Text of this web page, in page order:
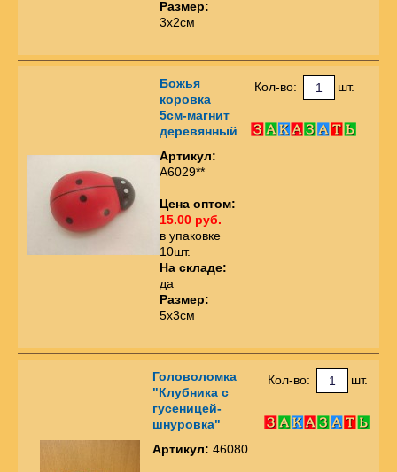
Размер:
3х2см
Божья
коровка
5см-магнит
деревянный
Артикул:
А6029**
Цена оптом:
15.00 руб.
в упаковке
10шт.
На складе:
да
Размер:
5х3см
Кол-во: шт.
Головоломка
"Клубника с
гусеницей-
шнуровка"
Артикул: 46080
Кол-во: шт.